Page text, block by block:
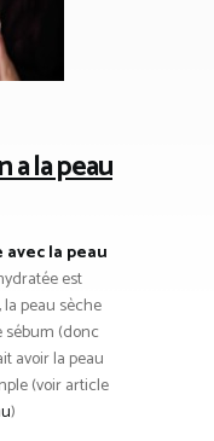
a la peau
la peau
est
peau sèche
(donc
avoir la peau
(voir article
)